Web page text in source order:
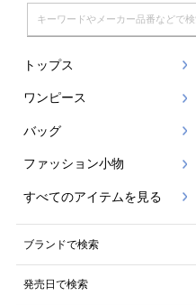
トップス
ワンピース
バッグ
ファッション小物
すべてのアイテムを見る
ブランドで検索
発売日で検索